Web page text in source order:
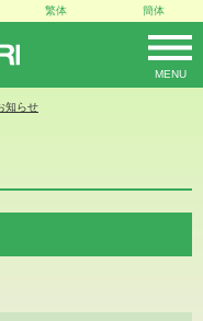
MENU
繁体 簡体
知らせ